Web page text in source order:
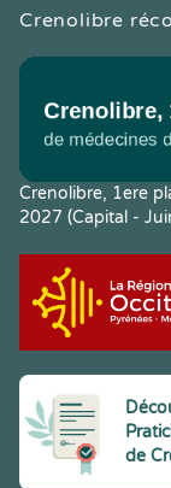
Crenolibre
Crenolibre, 1ere
2027 (Capital -
de